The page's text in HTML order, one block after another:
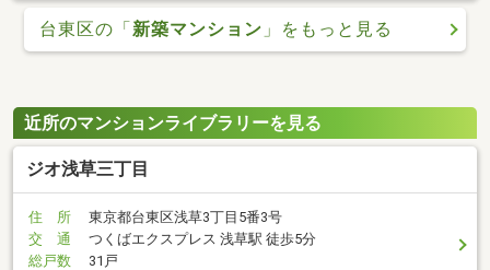
台東区の「新築マンション 」をもっと見る
近所のマンションライブラリーを見る
ジオ浅草三丁目
住 所
東京都台東区浅草3丁目5番3号
交 通
つくばエクスプレス 浅草駅 徒歩5分
総戸数
31戸